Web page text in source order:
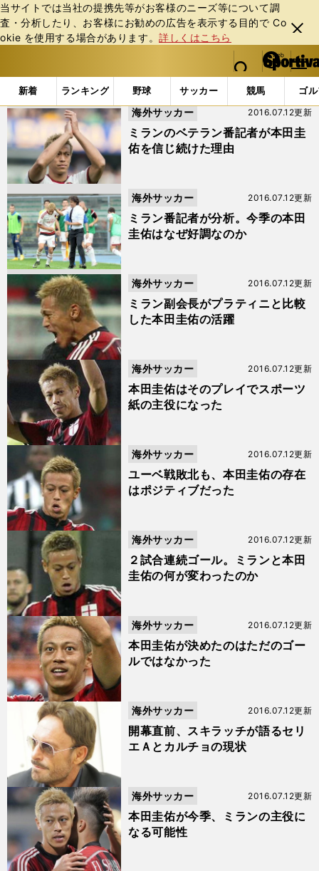
当サイトでは当社の提携先等がお客様のニーズ等について調
査・分析したり、お客様にお勧めの広告を表⽰する⽬的で Co
okie を使⽤する場合があります。詳しくはこちら
閉じ
る
web Sportiva (webスポルティーバ)
検索
マイペ
ー
ジ
メニュ
新着 ランキング 野球 サッカー 競馬 ゴ
b
ス
ポ
テ
ィ
ー
「ユベントス」の検索結果 (28ページ目)
ミランのベテラン番記者が本田圭
佑を信じ続けた理由
2016.07.12更新
海外サッカー
ミラン番記者が分析。今季の本田
圭佑はなぜ好調なのか
2016.07.12更新
海外サッカー
ミラン副会長がプラティニと比較
した本田圭佑の活躍
2016.07.12更新
海外サッカー
本田圭佑はそのプレイでスポーツ
紙の主役になった
2016.07.12更新
海外サッカー
ユーベ戦敗北も、本田圭佑の存在
はポジティブだった
2016.07.12更新
海外サッカー
２試合連続ゴール。ミランと本田
圭佑の何が変わったのか
2016.07.12更新
海外サッカー
本田圭佑が決めたのはただのゴー
ルではなかった
2016.07.12更新
海外サッカー
開幕直前、スキラッチが語るセリ
エＡとカルチョの現状
2016.07.12更新
海外サッカー
本田圭佑が今季、ミランの主役に
なる可能性
2016.07.12更新
海外サッカー